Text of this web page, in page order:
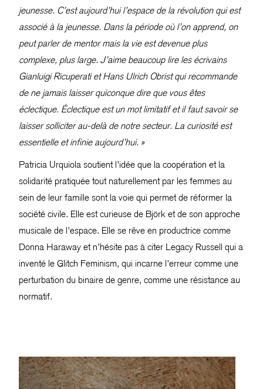
jeunesse. C’est aujourd’hui l’espace de la révolution qui est
associé à la jeunesse. Dans la période où l’on apprend, on
peut parler de mentor mais la vie est devenue plus
complexe, plus large. J’aime beaucoup lire les écrivains
Gianluigi Ricuperati et Hans Ulrich Obrist qui recommande
de ne jamais laisser quiconque dire que vous êtes
éclectique. Éclectique est un mot limitatif et il faut savoir se
laisser solliciter au-delà de notre secteur. La curiosité est
essentielle et infinie aujourd’hui. »
Patricia Urquiola soutient l’idée que la coopération et la
solidarité pratiquée tout naturellement par les femmes au
sein de leur famille sont la voie qui permet de réformer la
société civile. Elle est curieuse de Björk et de son approche
musicale de l’espace. Elle se rêve en productrice comme
Donna Haraway et n’hésite pas à citer Legacy Russell qui a
inventé le Glitch Feminism, qui incarne l’erreur comme une
perturbation du binaire de genre, comme une résistance au
normatif.